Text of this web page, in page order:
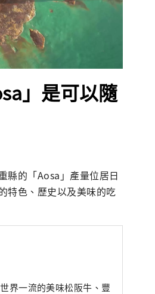
」是可以隨
縣的「Aosa」產量位居日
特色、歷史以及美味的吃
界一流的美味松阪牛、豐